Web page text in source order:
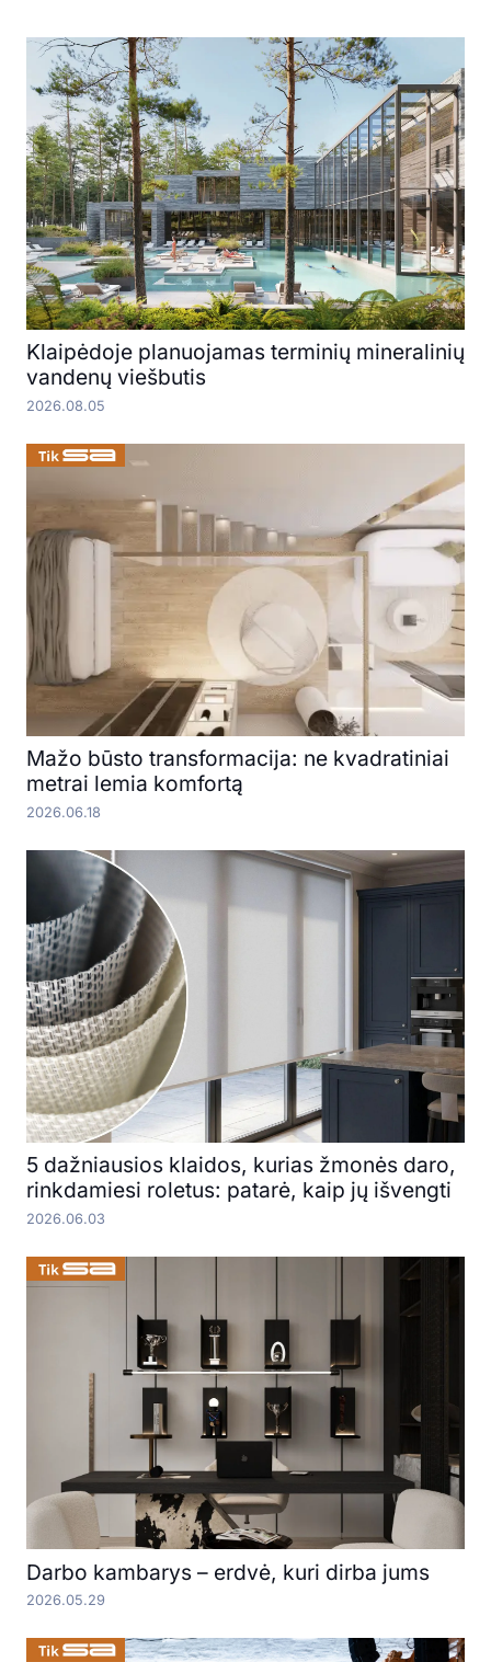
Klaipėdoje planuojamas terminių mineralinių
vandenų viešbutis
2026.08.05
Mažo būsto transformacija: ne kvadratiniai
metrai lemia komfortą
2026.06.18
5 dažniausios klaidos, kurias žmonės daro,
rinkdamiesi roletus: patarė, kaip jų išvengti
2026.06.03
Darbo kambarys – erdvė, kuri dirba jums
2026.05.29